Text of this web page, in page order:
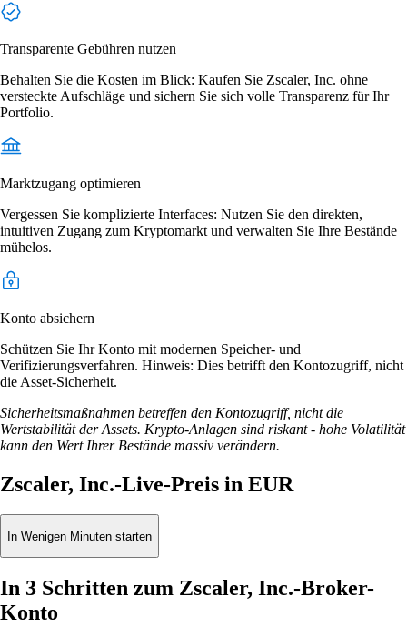
Transparente Gebühren nutzen
Behalten Sie die Kosten im Blick: Kaufen Sie Zscaler, Inc. ohne
versteckte Aufschläge und sichern Sie sich volle Transparenz für Ihr
Portfolio.
Marktzugang optimieren
Vergessen Sie komplizierte Interfaces: Nutzen Sie den direkten,
intuitiven Zugang zum Kryptomarkt und verwalten Sie Ihre Bestände
mühelos.
Konto absichern
Schützen Sie Ihr Konto mit modernen Speicher- und
Verifizierungsverfahren. Hinweis: Dies betrifft den Kontozugriff, nicht
die Asset-Sicherheit.
Sicherheitsmaßnahmen betreffen den Kontozugriff, nicht die
Wertstabilität der Assets. Krypto-Anlagen sind riskant - hohe Volatilität
kann den Wert Ihrer Bestände massiv verändern.
Zscaler, Inc.-Live-Preis in EUR
In Wenigen Minuten starten
In 3 Schritten zum Zscaler, Inc.-Broker-
Konto